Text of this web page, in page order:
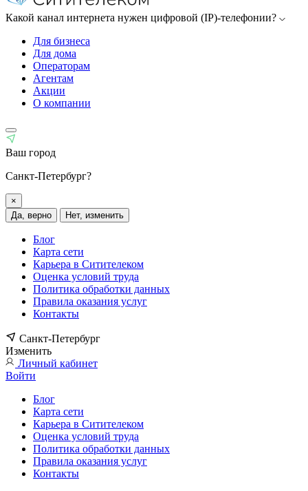
Какой канал интернета нужен цифровой (IP)-телефонии?
Для бизнеса
Для дома
Операторам
Агентам
Акции
О компании
Ваш город
Санкт-Петербург?
×
Да, верно
Нет, изменить
Блог
Карта сети
Карьера в Ситителеком
Оценка условий труда
Политика обработки данных
Правила оказания услуг
Контакты
Санкт-Петербург
Изменить
Личный кабинет
Войти
Блог
Карта сети
Карьера в Ситителеком
Оценка условий труда
Политика обработки данных
Правила оказания услуг
Контакты